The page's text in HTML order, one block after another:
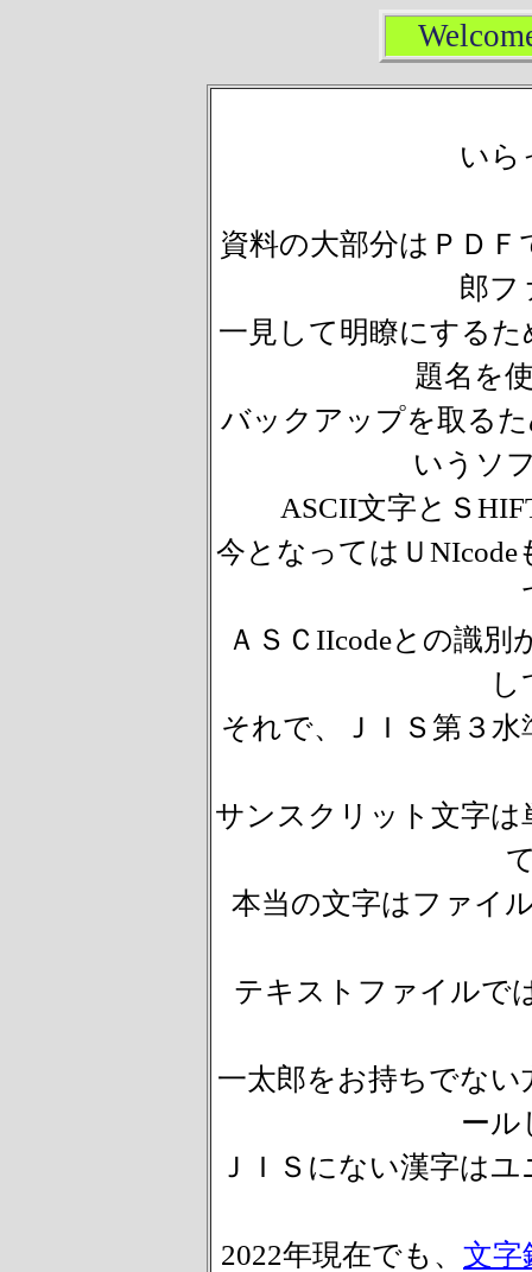
いら
資料の大部分はＰＤ
郎フ
一見して明瞭にする
題名を
バックアップを取る
いうソ
ASCII文字とＳ
今となってはＵ
ＡＳＣIIcodeとの識
し
それで、ＪＩＳ第３
サンスクリット文字
本当の文字はファイ
テキストファイルで
一太郎をお持ちでない
ール
ＪＩＳにない漢字は
2022年現在でも、 文字